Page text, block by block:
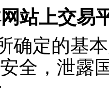
站上交易
确定的基
全，泄露